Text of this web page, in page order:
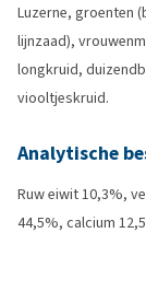
Luzerne, groenten
lijnzaad),
longkruid,
viooltjeskruid.
Analytische
Ruw eiwit 10,3%,
44,5%, calcium